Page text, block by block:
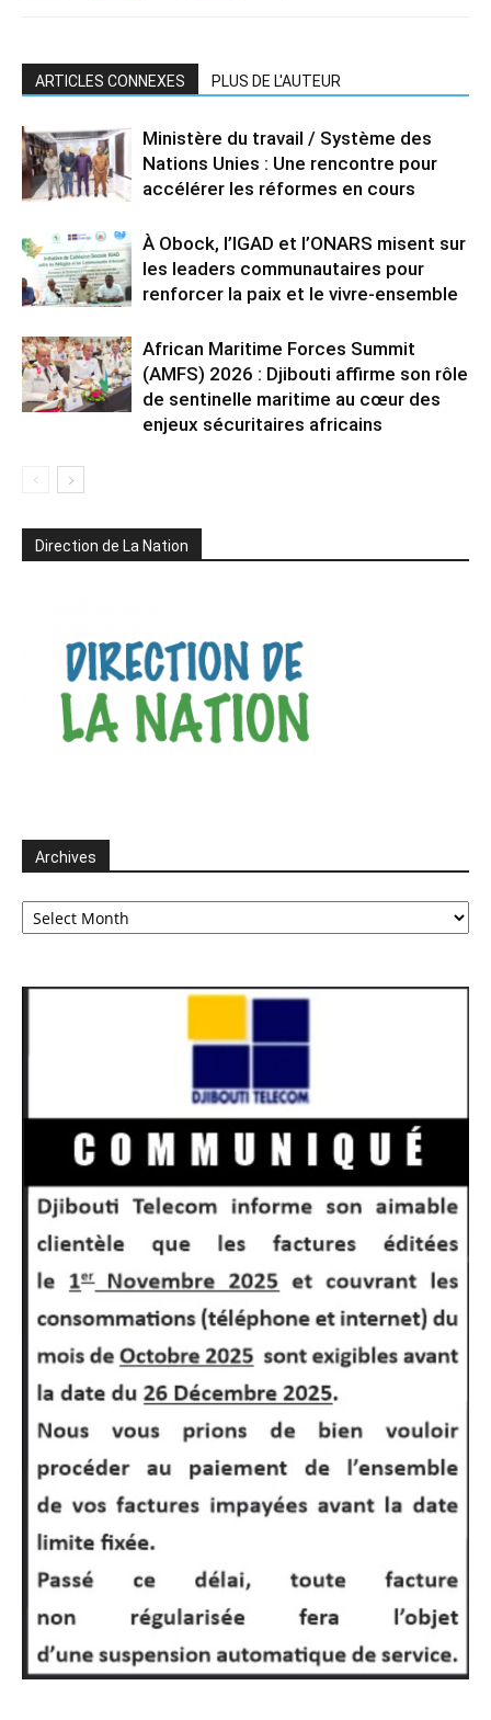
ARTICLES CONNEXES PLUS DE L'AUTEUR
Ministère du travail / Système des
Nations Unies : Une rencontre pour
accélérer les réformes en cours
À Obock, l’IGAD et l’ONARS misent sur
les leaders communautaires pour
renforcer la paix et le vivre-ensemble
African Maritime Forces Summit
(AMFS) 2026 : Djibouti affirme son rôle
de sentinelle maritime au cœur des
enjeux sécuritaires africains
Direction de La Nation
Archives
Archives